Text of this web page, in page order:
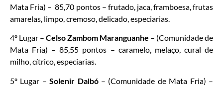
Mata Fria) – 85,70 pontos – frutado, jaca, framboesa, frutas
amarelas, limpo, cremoso, delicado, especiarias.
4º Lugar – Celso Zambom Maranguanhe – (Comunidade de
Mata Fria) – 85,55 pontos – caramelo, melaço, cural de
milho, cítrico, especiarias.
5º Lugar –Solenir Dalbó – (Comunidade de Mata Fria) –